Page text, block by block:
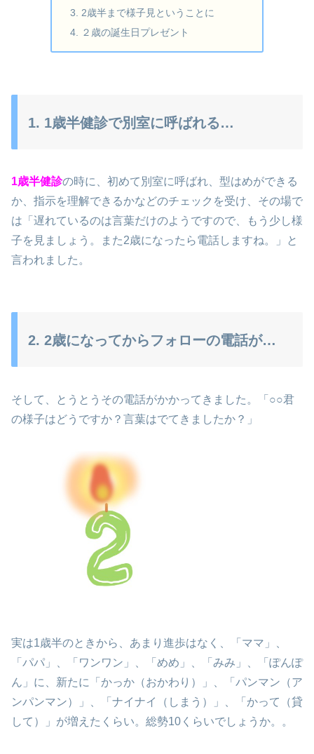
3. 2歳半まで様子見ということに
4. ２歳の誕生日プレゼント
1. 1歳半健診で別室に呼ばれる…
1歳半健診の時に、初めて別室に呼ばれ、型はめができる
か、指示を理解できるかなどのチェックを受け、その場で
は「遅れているのは言葉だけのようですので、もう少し様
子を見ましょう。また2歳になったら電話しますね。」と
言われました。
2. 2歳になってからフォローの電話が…
そして、とうとうその電話がかかってきました。「○○君
の様子はどうですか？言葉はでてきましたか？」
実は1歳半のときから、あまり進歩はなく、「ママ」、
「パパ」、「ワンワン」、「めめ」、「みみ」、「ぽんぽ
ん」に、新たに「かっか（おかわり）」、「パンマン（ア
ンパンマン）」、「ナイナイ（しまう）」、「かって（貸
して）」が増えたくらい。総勢10くらいでしょうか。。